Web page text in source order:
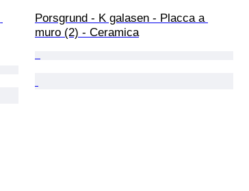
Porsgrund - K galasen - Placca a
muro (2) - Ceramica